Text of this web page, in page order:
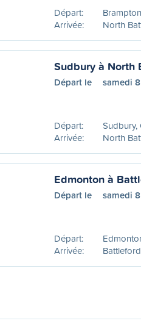
Départ:
Arrivée:
North
Sudbury à North
Départ le samedi
Départ:
Sudbury,
Arrivée:
North
Edmonton à
Départ le samedi
Départ:
Arrivée: